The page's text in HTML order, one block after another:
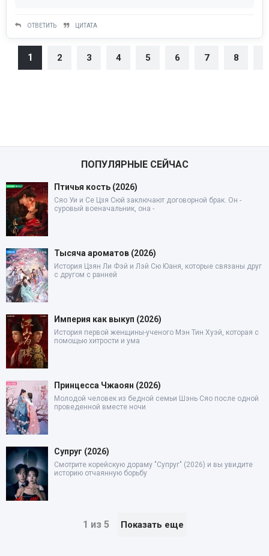
ОТВЕТИТЬ ЦИТАТА
1 2 3 4 5 6 7 8
ПОПУЛЯРНЫЕ СЕЙЧАС
Птичья кость (2026)
Сяо Уи и Се Цзя Сюй заключают договорной брак. Он -
суровый военачальник, она -
Тысяча ароматов (2026)
История Цзян Ли Фэй и Лэй Сю Юаня, которые связаны друг
с другом с ранней
Империя как выкуп (2026)
История первой женщины-ученого Мэн Тин Хуэй, которая с
помощью хитрости и ума
Принцесса Чжаоян (2026)
Молодой человек из бедной семьи Шэнь Сяо после одной
проведенной вместе ночи
Супруг (2026)
Смотрите корейскую дораму "Супруг" (2026) и вы увидите
историю отчаянную борьбу
1 из 5 Показать еще